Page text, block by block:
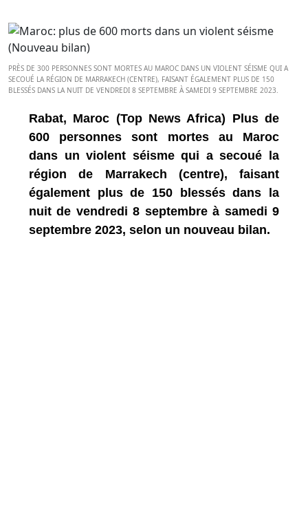
PRÈS DE 300 PERSONNES SONT MORTES AU MAROC DANS UN VIOLENT SÉISME QUI A
SECOUÉ LA RÉGION DE MARRAKECH (CENTRE), FAISANT ÉGALEMENT PLUS DE 150
BLESSÉS DANS LA NUIT DE VENDREDI 8 SEPTEMBRE À SAMEDI 9 SEPTEMBRE 2023.
Rabat, Maroc (Top News Africa) Plus de
600 personnes sont mortes au Maroc
dans un violent séisme qui a secoué la
région de Marrakech (centre), faisant
également plus de 150 blessés dans la
nuit de vendredi 8 septembre à samedi 9
septembre 2023, selon un nouveau bilan.